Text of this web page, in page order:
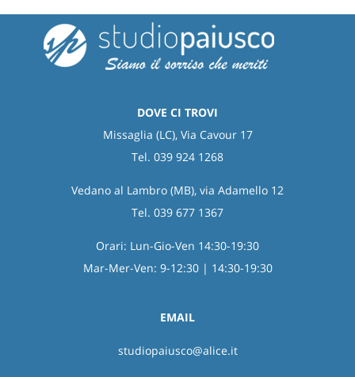
DOVE CI TROVI
Missaglia (LC), Via Cavour 17
Tel. 039 924 1268
Vedano al Lambro (MB), via Adamello 12
Tel. 039 677 1367
Orari: Lun-Gio-Ven 14:30-19:30
Mar-Mer-Ven: 9-12:30 | 14:30-19:30
EMAIL
studiopaiusco@alice.it